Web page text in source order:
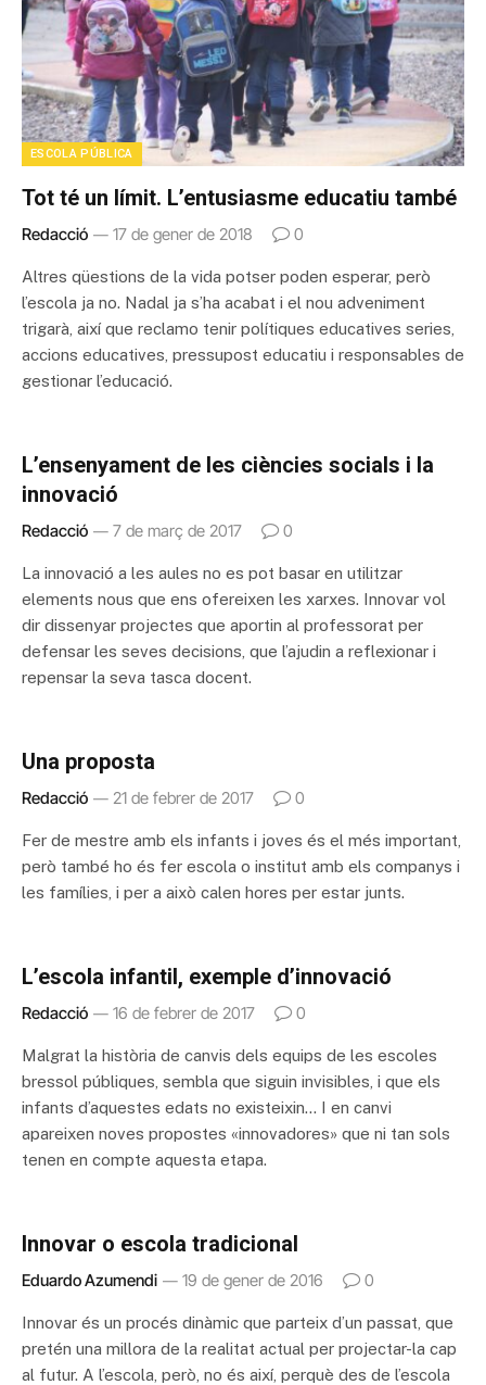
ESCOLA PÚBLICA
Tot té un límit. L’entusiasme educatiu també
Redacció 17 de gener de 2018 0
Altres qüestions de la vida potser poden esperar, però
l’escola ja no. Nadal ja s’ha acabat i el nou adveniment
trigarà, així que reclamo tenir polítiques educatives series,
accions educatives, pressupost educatiu i responsables de
gestionar l’educació.
L’ensenyament de les ciències socials i la
innovació
Redacció 7 de març de 2017 0
La innovació a les aules no es pot basar en utilitzar
elements nous que ens ofereixen les xarxes. Innovar vol
dir dissenyar projectes que aportin al professorat per
defensar les seves decisions, que l’ajudin a reflexionar i
repensar la seva tasca docent.
Una proposta
Redacció 21 de febrer de 2017 0
Fer de mestre amb els infants i joves és el més important,
però també ho és fer escola o institut amb els companys i
les famílies, i per a això calen hores per estar junts.
L’escola infantil, exemple d’innovació
Redacció 16 de febrer de 2017 0
Malgrat la història de canvis dels equips de les escoles
bressol públiques, sembla que siguin invisibles, i que els
infants d’aquestes edats no existeixin… I en canvi
apareixen noves propostes «innovadores» que ni tan sols
tenen en compte aquesta etapa.
Innovar o escola tradicional
Eduardo Azumendi 19 de gener de 2016 0
Innovar és un procés dinàmic que parteix d’un passat, que
pretén una millora de la realitat actual per projectar-la cap
al futur. A l’escola, però, no és així, perquè des de l’escola